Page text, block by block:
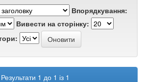
Впорядкування:
Вивести на сторінку:
Результати 1 до 1 із 1